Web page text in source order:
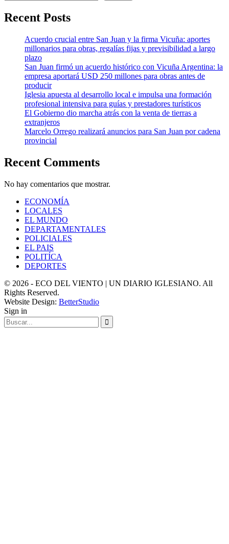
Recent Posts
Acuerdo crucial entre San Juan y la firma Vicuña: aportes
millonarios para obras, regalías fijas y previsibilidad a largo
plazo
San Juan firmó un acuerdo histórico con Vicuña Argentina: la
empresa aportará USD 250 millones para obras antes de
producir
Iglesia apuesta al desarrollo local e impulsa una formación
profesional intensiva para guías y prestadores turísticos
El Gobierno dio marcha atrás con la venta de tierras a
extranjeros
Marcelo Orrego realizará anuncios para San Juan por cadena
provincial
Recent Comments
No hay comentarios que mostrar.
ECONOMÍA
LOCALES
EL MUNDO
DEPARTAMENTALES
POLICIALES
EL PAIS
POLITÍCA
DEPORTES
© 2026 - ECO DEL VIENTO | UN DIARIO IGLESIANO. All
Rights Reserved.
Website Design: BetterStudio
Sign in